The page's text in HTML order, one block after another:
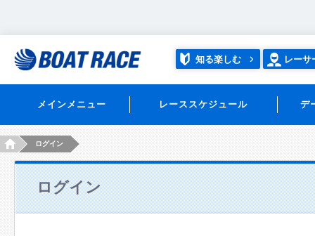
知る楽しむ レーサ
メインメニュー レーススケジュール デ
HOMEログイン
ログイン